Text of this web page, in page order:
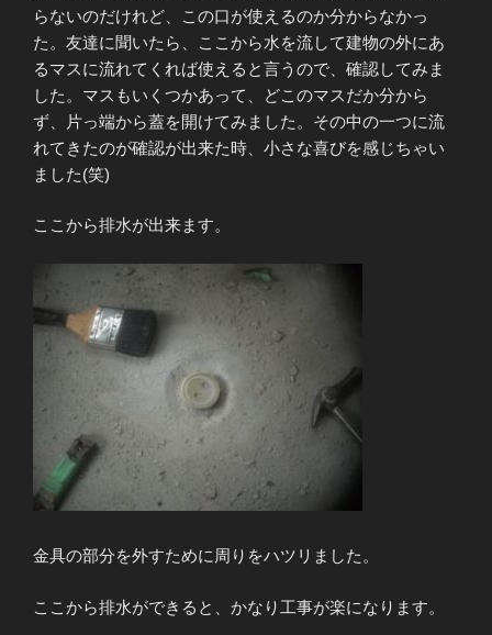
らないのだけれど、この口が使えるのか分からなかっ
た。友達に聞いたら、ここから水を流して建物の外にあ
るマスに流れてくれば使えると言うので、確認してみま
した。マスもいくつかあって、どこのマスだか分から
ず、片っ端から蓋を開けてみました。その中の一つに流
れてきたのが確認が出来た時、小さな喜びを感じちゃい
ました(笑)
ここから排水が出来ます。
金具の部分を外すために周りをハツリました。
ここから排水ができると、かなり工事が楽になります。